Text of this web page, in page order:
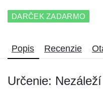
DARČEK ZADARMO
Popis Recenzie
Určenie: